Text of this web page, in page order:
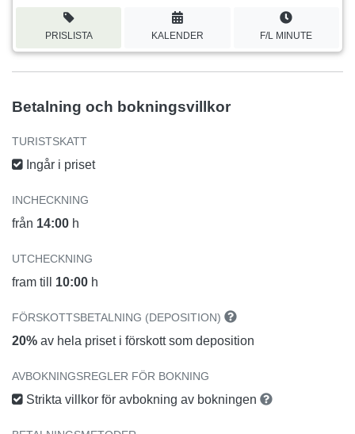
PRISLISTA KALENDER F/L MINUTE
Betalning och bokningsvillkor
TURISTSKATT
Ingår i priset
INCHECKNING
från 14:00 h
UTCHECKNING
fram till 10:00 h
FÖRSKOTTSBETALNING (DEPOSITION)
20% av hela priset i förskott som deposition
AVBOKNINGSREGLER FÖR BOKNING
Strikta villkor för avbokning av bokningen